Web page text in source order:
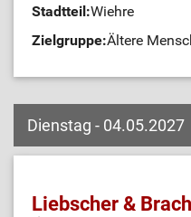
Stadtteil:Wiehre
Zielgruppe:Ältere
Dienstag - 04.05.2027
Liebscher &